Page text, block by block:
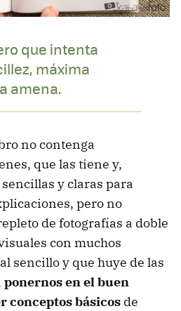
que intenta
máxima
amena.
no contenga
que las tiene y,
y claras para
pero no
de fotografías a doble
con muchos
sencillo y que huye de las
ponernos en el buen
conceptos básicos de